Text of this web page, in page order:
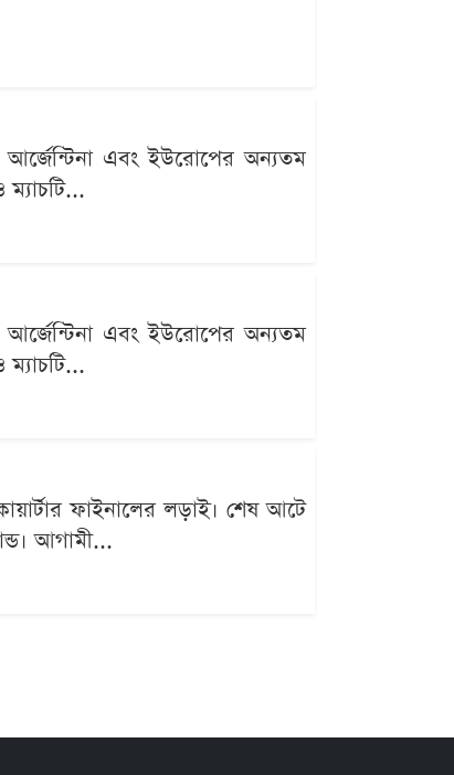
আর্জেন্টিনা এবং ইউরোপের অন্যতম
আর্জেন্টিনা এবং ইউরোপের অন্যতম
ফাইনালের লড়াই। শেষ আটে
আগামী...